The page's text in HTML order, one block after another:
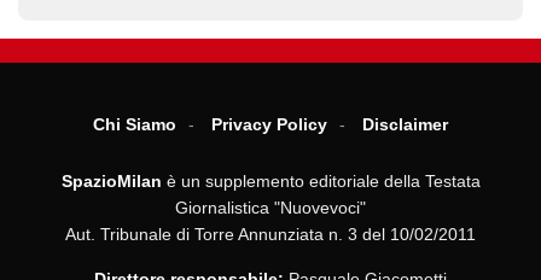
Chi Siamo Privacy Policy Disclaimer
SpazioMilan è un supplemento editoriale della Testata
Giornalistica "Nuovevoci"
Aut. Tribunale di Torre Annunziata n. 3 del 10/02/2011